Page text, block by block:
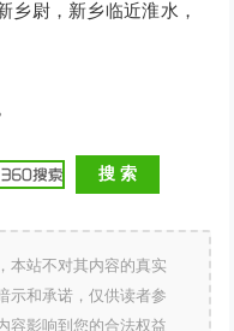
尉，新乡临近淮水，
本站不对其内容的真实
示和承诺，仅供读者参
容影响到您的合法权益